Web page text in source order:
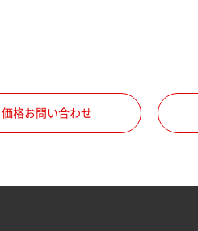
価格お問い合わせ